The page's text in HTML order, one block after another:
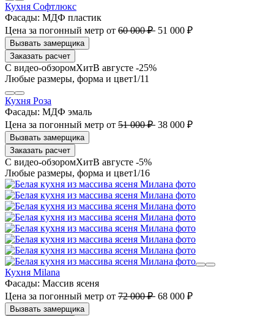
Кухня Софтлюкс
Фасады: МДФ пластик
Цена за погонный метр от 60 000 ₽ 51 000 ₽
Заказать расчет
В августе -25%
1/11
Кухня Роза
Фасады: МДФ эмаль
Цена за погонный метр от 51 000 ₽ 38 000 ₽
Заказать расчет
В августе -5%
1/16
Кухня Milana
Фасады: Массив ясеня
Цена за погонный метр от 72 000 ₽ 68 000 ₽